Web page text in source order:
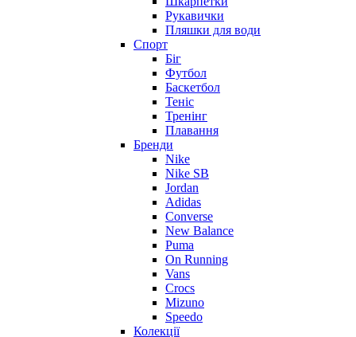
Рукавички
Пляшки для води
Спорт
Біг
Футбол
Баскетбол
Теніс
Тренінг
Плавання
Бренди
Nike
Nike SB
Jordan
Adidas
Converse
New Balance
Puma
On Running
Vans
Crocs
Mizuno
Speedo
Колекції